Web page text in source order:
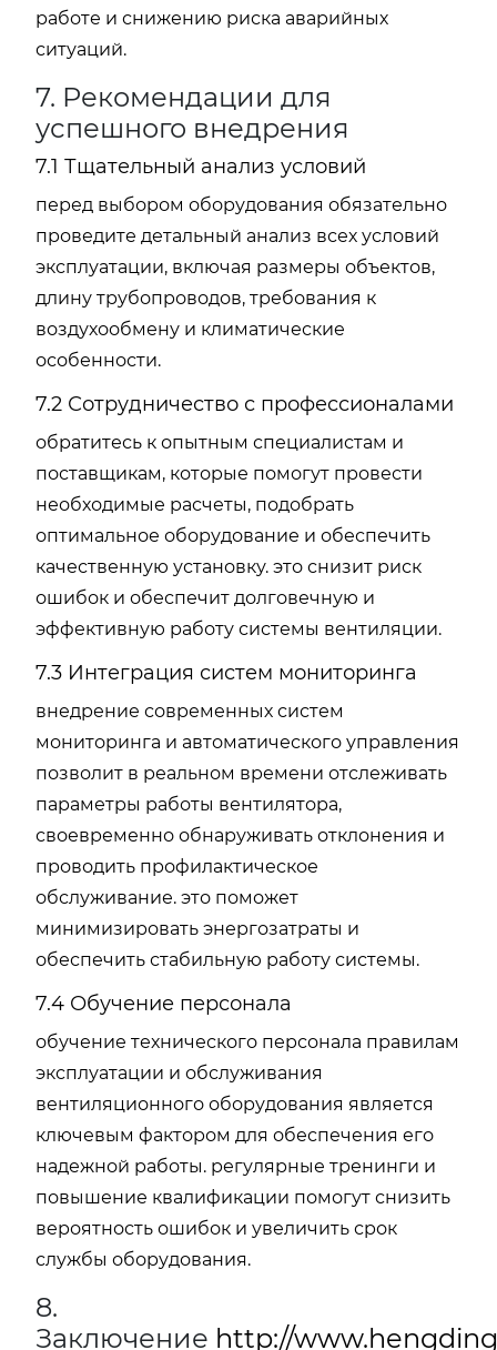
работе и снижению риска аварийных
ситуаций.
7. Рекомендации для
успешного внедрения
7.1 Тщательный анализ условий
перед выбором оборудования обязательно
проведите детальный анализ всех условий
эксплуатации, включая размеры объектов,
длину трубопроводов, требования к
воздухообмену и климатические
особенности.
7.2 Сотрудничество с профессионалами
обратитесь к опытным специалистам и
поставщикам, которые помогут провести
необходимые расчеты, подобрать
оптимальное оборудование и обеспечить
качественную установку. это снизит риск
ошибок и обеспечит долговечную и
эффективную работу системы вентиляции.
7.3 Интеграция систем мониторинга
внедрение современных систем
мониторинга и автоматического управления
позволит в реальном времени отслеживать
параметры работы вентилятора,
своевременно обнаруживать отклонения и
проводить профилактическое
обслуживание. это поможет
минимизировать энергозатраты и
обеспечить стабильную работу системы.
7.4 Обучение персонала
обучение технического персонала правилам
эксплуатации и обслуживания
вентиляционного оборудования является
ключевым фактором для обеспечения его
надежной работы. регулярные тренинги и
повышение квалификации помогут снизить
вероятность ошибок и увеличить срок
службы оборудования.
8.
Заключение http://